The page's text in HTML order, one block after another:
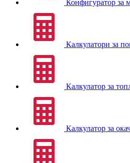
Конфигуратор за
Калкулатори за
Калкулатор за
Калкулатор за